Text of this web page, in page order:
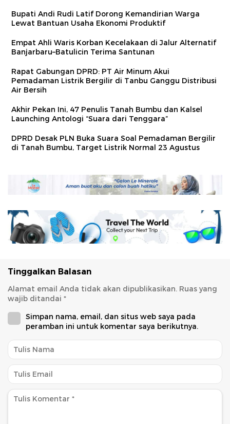
Bupati Andi Rudi Latif Dorong Kemandirian Warga
Lewat Bantuan Usaha Ekonomi Produktif
Empat Ahli Waris Korban Kecelakaan di Jalur Alternatif
Banjarbaru–Batulicin Terima Santunan
Rapat Gabungan DPRD: PT Air Minum Akui
Pemadaman Listrik Bergilir di Tanbu Ganggu Distribusi
Air Bersih
Akhir Pekan Ini, 47 Penulis Tanah Bumbu dan Kalsel
Launching Antologi “Suara dari Tenggara”
DPRD Desak PLN Buka Suara Soal Pemadaman Bergilir
di Tanah Bumbu, Target Listrik Normal 23 Agustus
Tinggalkan Balasan
Alamat email Anda tidak akan dipublikasikan. Ruas yang
wajib ditandai *
Simpan nama, email, dan situs web saya pada
peramban ini untuk komentar saya berikutnya.